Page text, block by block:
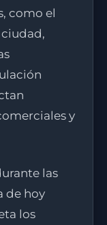
como el
y
las
de hoy
los